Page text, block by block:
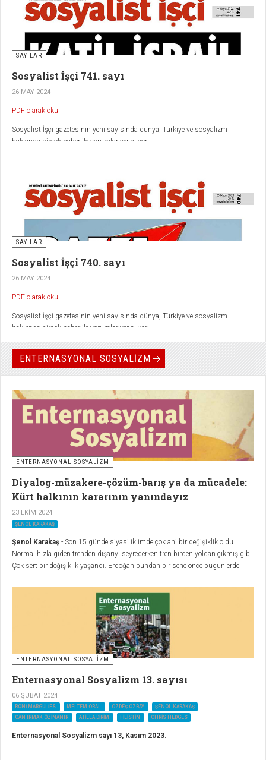
SAYILAR
Sosyalist İşçi 741. sayı
26 MAY 2024
PDF olarak oku
Sosyalist İşçi gazetesinin yeni sayısında dünya, Türkiye ve sosyalizm
hakkında birçok haber ile yorumlar yer alıyor.
SAYILAR
Sosyalist İşçi 740. sayı
26 MAY 2024
PDF olarak oku
Sosyalist İşçi gazetesinin yeni sayısında dünya, Türkiye ve sosyalizm
hakkında birçok haber ile yorumlar yer alıyor.
ENTERNASYONAL SOSYALİZM
ENTERNASYONAL SOSYALİZM
Diyalog-müzakere-çözüm-barış ya da mücadele:
Kürt halkının kararının yanındayız
23 EKIM 2024
ŞENOL KARAKAŞ
Şenol Karakaş - Son 15 günde siyasi iklimde çok ani bir değişiklik oldu.
Normal hızla giden trenden dışarıyı seyrederken tren birden yoldan çıkmış gibi.
Çok sert bir değişiklik yaşandı. Erdoğan bundan bir sene önce bugünlerde
sürecin başlamasını engellemişti.
ENTERNASYONAL SOSYALİZM
Enternasyonal Sosyalizm 13. sayısı
06 ŞUBAT 2024
RONI MARGULIES MELTEM ORAL ÖZDEŞ ÖZBAY
ŞENOL KARAKAŞ
CAN IRMAK ÖZINANIR
ATILLA DIRIM FILISTIN CHRIS HEDGES
Enternasyonal Sosyalizm sayı 13, Kasım 2023.